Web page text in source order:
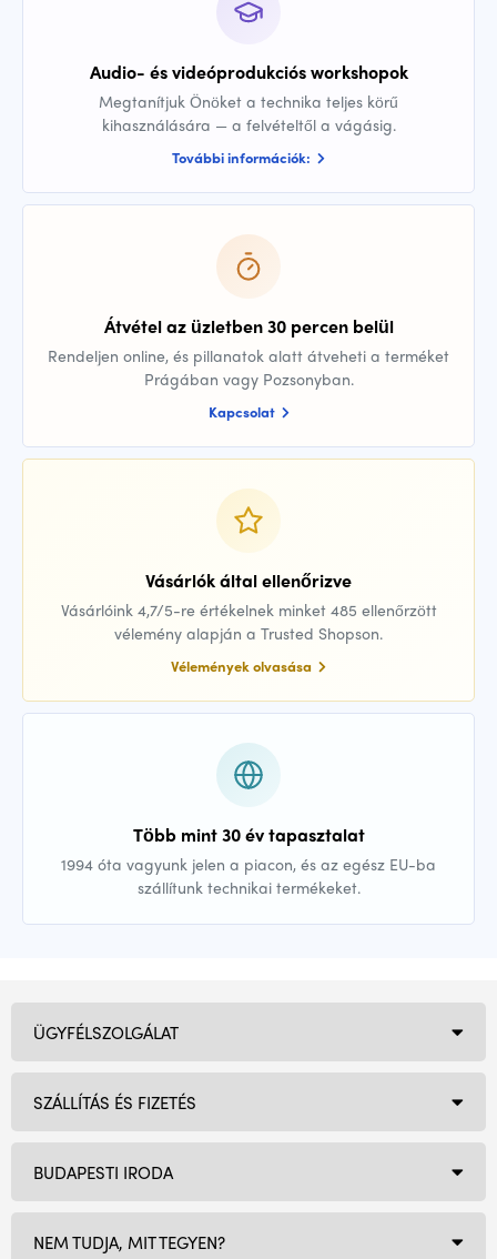
Audio- és videóprodukciós workshopok
Megtanítjuk Önöket a technika teljes körű
kihasználására — a felvételtől a vágásig.
További információk:
Átvétel az üzletben 30 percen belül
Rendeljen online, és pillanatok alatt átveheti a terméket
Prágában vagy Pozsonyban.
Kapcsolat
Vásárlók által ellenőrizve
Vásárlóink 4,7/5-re értékelnek minket 485 ellenőrzött
vélemény alapján a Trusted Shopson.
Vélemények olvasása
Több mint 30 év tapasztalat
1994 óta vagyunk jelen a piacon, és az egész EU-ba
szállítunk technikai termékeket.
BUDAPESTI IRODA
NEM TUDJA, MIT TEGYEN?
ÜGYFÉLSZOLGÁLAT
SZÁLLÍTÁS ÉS FIZETÉS